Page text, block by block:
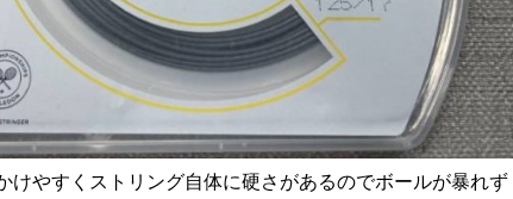
けやすくストリング自体に硬さがあるのでボールが暴れず